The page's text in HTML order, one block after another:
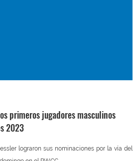
primeros jugadores masculinos
2023
lograron sus nominaciones por la vía del